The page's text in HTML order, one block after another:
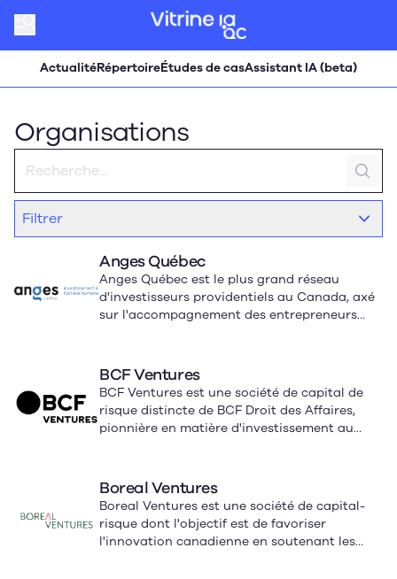
ActualitéRépertoireÉtudes de casAssistant IA (beta)
Organisations
Filtrer
Anges Québec
Anges Québec est le plus grand réseau
d'investisseurs providentiels au Canada, axé
sur l'accompagnement des entrepreneurs
BCF Ventures
BCF Ventures est une société de capital de
risque distincte de BCF Droit des Affaires,
pionnière en matière d'investissement au
Boreal Ventures
Boreal Ventures est une société de capital-
risque dont l'objectif est de favoriser
l'innovation canadienne en soutenant les